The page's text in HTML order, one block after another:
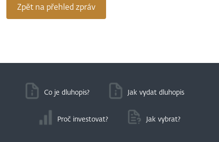
Zpět na přehled zpráv
Co je dluhopis? Jak vydat dluhopis
Proč investovat? Jak vybrat?